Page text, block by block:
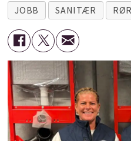
JOBB
SANITÆR